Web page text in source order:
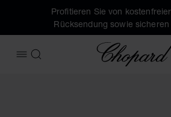
Profitieren Sie von
Rücksendung sowie
MENÜ ÖFFNEN
SUCHEN